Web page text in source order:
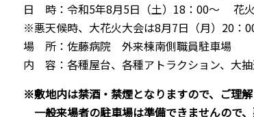
日 時：令和5年8月5日（土）18：00～ 花火
※悪天候時、大花火大会は8月7日（月）20：
場 所：佐藤病院 外来棟南側職員駐車場
内 容：各種屋台、各種アトラクション、大
※敷地内は禁酒・禁煙となりますので、ご理解
一般来場者の駐車場は準備できませんので、